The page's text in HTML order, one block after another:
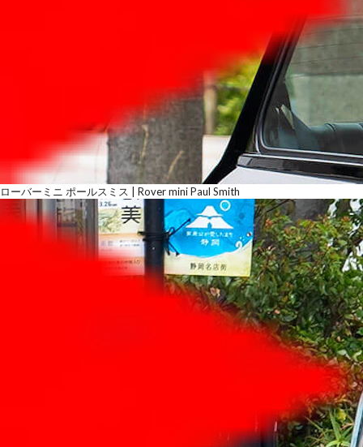
ローバーミニ ポールスミス | Rover mini Paul Smith